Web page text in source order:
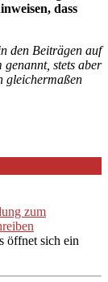
dass
den Beiträgen auf
genannt, stets aber
gleichermaßen
zum
öffnet sich ein